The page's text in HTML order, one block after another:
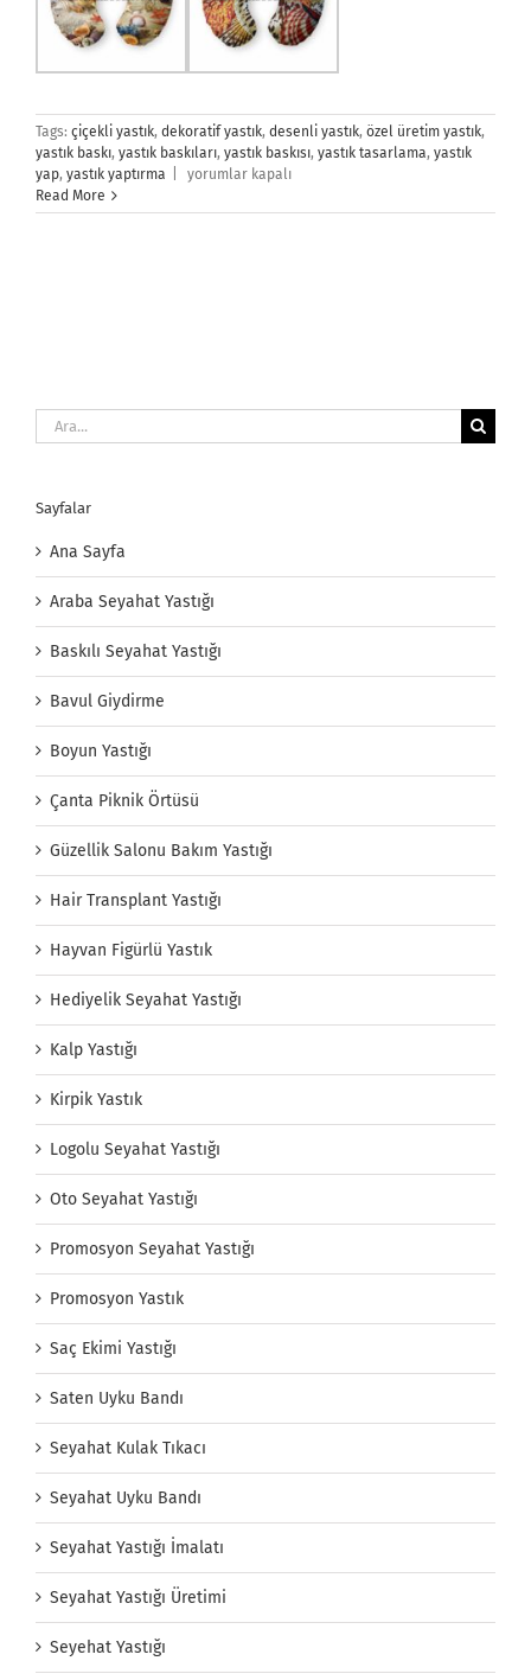
Tags: çiçekli yastık, dekoratif yastık, desenli yastık, özel üretim yastık,
yastık baskı, yastık baskıları, yastık baskısı, yastık tasarlama, yastık
yap, yastık yaptırma
Yastık
için
yorumlar kapalı
Read More
Ara:
Sayfalar
Ana Sayfa
Araba Seyahat Yastığı
Baskılı Seyahat Yastığı
Bavul Giydirme
Boyun Yastığı
Çanta Piknik Örtüsü
Güzellik Salonu Bakım Yastığı
Hair Transplant Yastığı
Hayvan Figürlü Yastık
Hediyelik Seyahat Yastığı
Kalp Yastığı
Kirpik Yastık
Logolu Seyahat Yastığı
Oto Seyahat Yastığı
Promosyon Seyahat Yastığı
Promosyon Yastık
Saç Ekimi Yastığı
Saten Uyku Bandı
Seyahat Kulak Tıkacı
Seyahat Uyku Bandı
Seyahat Yastığı İmalatı
Seyahat Yastığı Üretimi
Seyehat Yastığı